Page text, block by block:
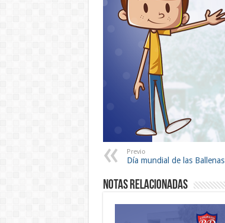
Previo
Día mundial de las Ballenas
Notas Relacionadas